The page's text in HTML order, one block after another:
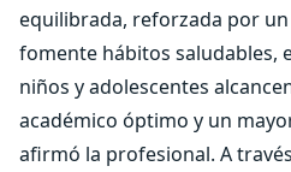
equilibrada, reforzada por
fomente hábitos saludables,
niños y adolescentes
académico óptimo y un
afirmó la profesional. A